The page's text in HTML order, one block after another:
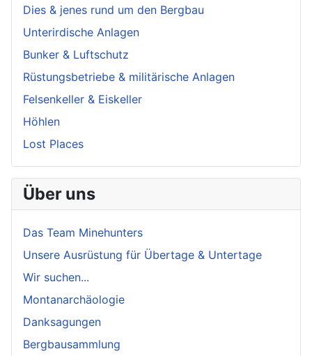
Dies & jenes rund um den Bergbau
Unterirdische Anlagen
Bunker & Luftschutz
Rüstungsbetriebe & militärische Anlagen
Felsenkeller & Eiskeller
Höhlen
Lost Places
Über uns
Das Team Minehunters
Unsere Ausrüstung für Übertage & Untertage
Wir suchen...
Montanarchäologie
Danksagungen
Bergbausammlung